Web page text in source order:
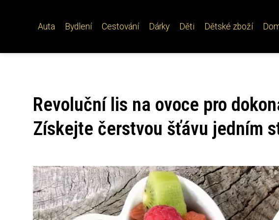
Auta Bydlení Cestování Dárky Děti Dětské zboží
Revoluční lis na ovoce pro
Získejte čerstvou šťávu jedním